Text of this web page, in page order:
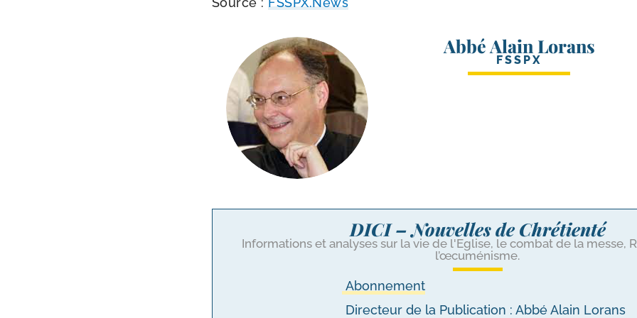
Abbé Alain Lorans
FSSPX
DICI – Nouvelles de Chrétienté
Informations et analyses sur la vie de l'Eglise, le combat de la messe,
l’œcuménisme.
Abonnement
Directeur de la Publication : Abbé Alain Lorans